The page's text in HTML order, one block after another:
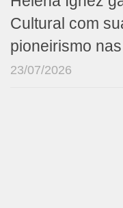
Cultural com
pioneirismo
23/07/2026